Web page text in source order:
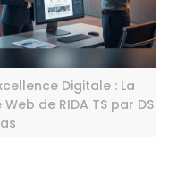
Digitale : La
de RIDA TS par DS